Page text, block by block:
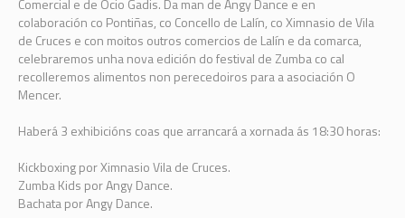
Comercial e de Ocio Gadis. Da man de Angy Dance e en
colaboración co Pontiñas, co Concello de Lalín, co Ximnasio de Vila
de Cruces e con moitos outros comercios de Lalín e da comarca,
celebraremos unha nova edición do festival de Zumba co cal
recolleremos alimentos non perecedoiros para a asociación O
Mencer.
Haberá 3 exhibicións coas que arrancará a xornada ás 18:30 horas:
Kickboxing por Ximnasio Vila de Cruces.
Zumba Kids por Angy Dance.
Bachata por Angy Dance.